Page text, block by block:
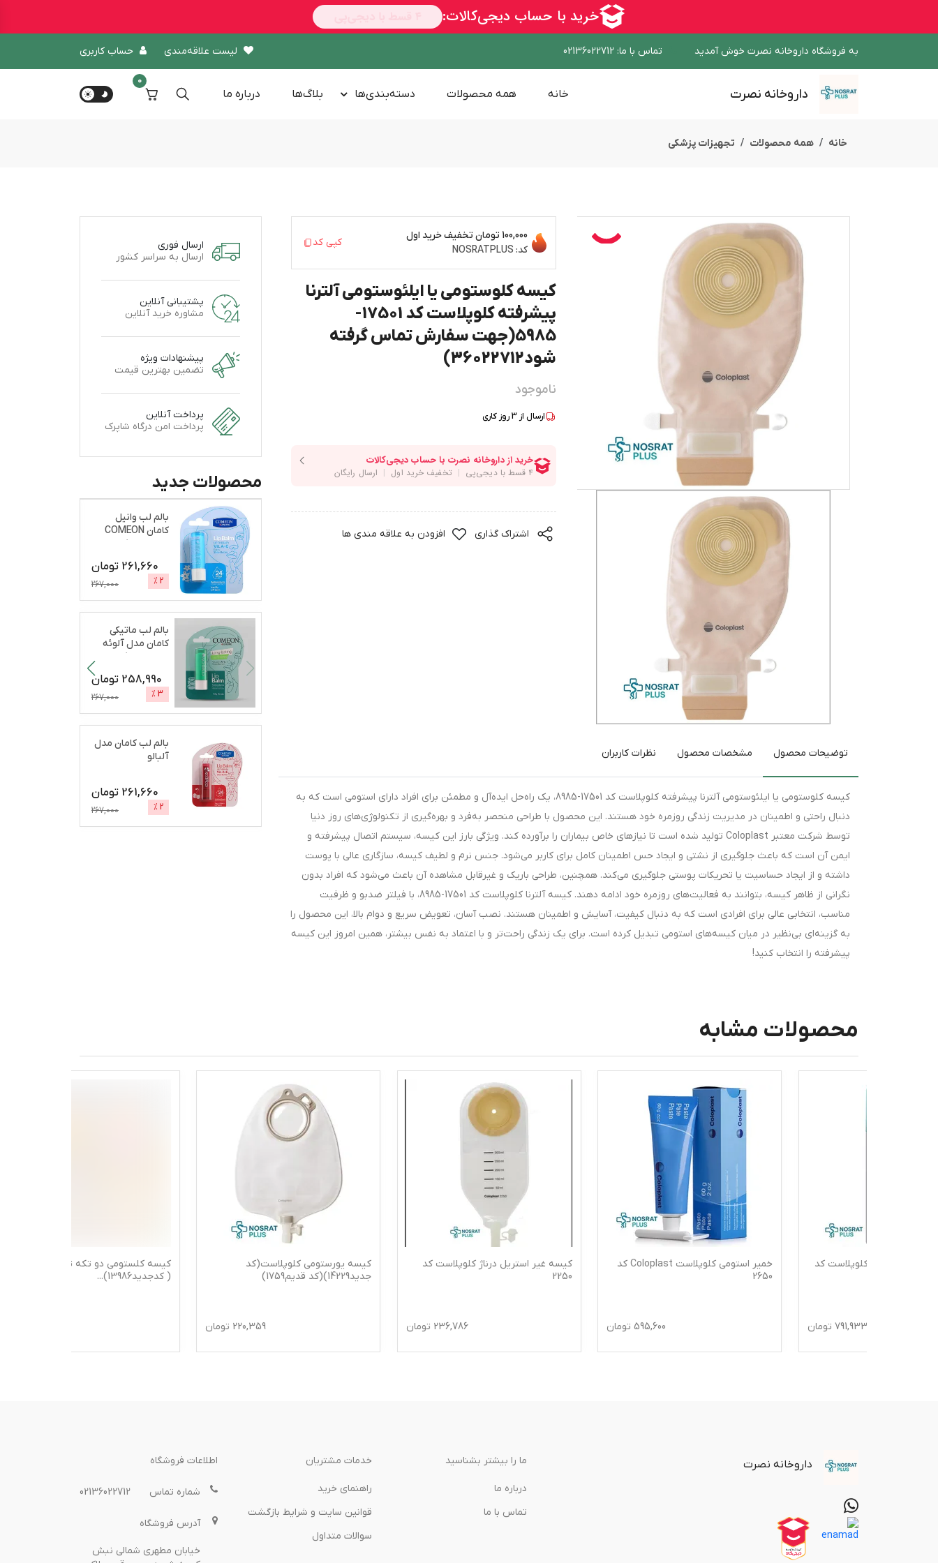
به فروشگاه داروخانه نصرت خوش آمدید تماس با ما:
02136022712 لیست علاقه‌مندی حساب کاربری
داروخانه نصرت خانه همه محصولات دسته‌بندی‌ها بلاگ‌ها درباره‌ ما
0
خانه همه محصولات تجهیزات پزشکی
100,000 تومان
تخفیف خرید اول
کد: NOSRATPLUS
کپی کد
کیسه کلوستومی یا ایلئوستومی آلترنا
پیشرفته کلوپلاست کد 17501-
5985(جهت سفارش تماس گرفته
شود36022712)
ناموجود
ارسال از 3روز کاری
اشتراک گذاری افزودن به علاقه مندی ها
توضیحات محصول مشخصات محصول نظرات کاربران
کیسه کلوستومی یا ایلئوستومی آلترنا پیشرفته کلوپلاست کد 17501-8985، یک راه‌حل ایده‌آل و مطمئن برای افراد دارای استومی است که به
دنبال راحتی و اطمینان در مدیریت زندگی روزمره خود هستند. این محصول با طراحی منحصر به‌فرد و بهره‌گیری از تکنولوژی‌های روز دنیا
توسط شرکت معتبر Coloplast تولید شده است تا نیازهای خاص بیماران را برآورده کند. ویژگی بارز این کیسه، سیستم اتصال پیشرفته و
ایمن آن است که باعث جلوگیری از نشتی و ایجاد حس اطمینان کامل برای کاربر می‌شود. جنس نرم و لطیف کیسه، سازگاری عالی با پوست
داشته و از ایجاد حساسیت یا تحریکات پوستی جلوگیری می‌کند. همچنین، طراحی باریک و غیرقابل مشاهده آن باعث می‌شود که افراد بدون
نگرانی از ظاهر کیسه، بتوانند به فعالیت‌های روزمره خود ادامه دهند. کیسه آلترنا کلوپلاست کد 17501-8985، با فیلتر ضدبو و ظرفیت
مناسب، انتخابی عالی برای افرادی است که به دنبال کیفیت، آسایش و اطمینان هستند. نصب آسان، تعویض سریع و دوام بالا، این محصول را
به گزینه‌ای بی‌نظیر در میان کیسه‌های استومی تبدیل کرده است. برای یک زندگی راحت‌تر و با اعتماد به نفس بیشتر، همین امروز این کیسه
پیشرفته را انتخاب کنید!
ارسال فوری
ارسال به سراسر کشور
پشتیبانی آنلاین
مشاوره خرید آنلاین
پیشنهادات ویژه
تضمین بهترین قیمت
پرداخت آنلاین
پرداخت امن درگاه شاپرک
محصولات جدید
بالم لب وانیل
کامان COMEON
نرم و براق کننده
261,660 تومان
2
%
267,000
بالم لب ماتیکی
کامان مدل آلوئه
ورا مرطوب‌کننده،
258,990 تومان
3
%
267,000
بالم لب کامان مدل
آلبالو
261,660 تومان
2
%
267,000
محصولات مشابه
خمیر استومی کلوپلاست Coloplast کد
کیسه غیر استریل درناژ کلوپلاست کد
کیسه یورستومی کلوپلاست(کد
کیسه کلستومی دو تکه ته باز کلوپلاست
داروخانه نصرت ما را بیشتر بشناسید
درباره‌ ما
تماس با ما
خدمات مشتریان
راهنمای خرید
قوانین سایت و شرایط بازگشت
سوالات متداول
اطلاعات فروشگاه
شماره تماس 02136022712
آدرس فروشگاه
خیابان مطهری شمالی نبش